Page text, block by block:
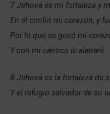
7 Jehová es mi fortaleza y
En él confió mi corazón, y
Por lo que se gozó mi
Y con mi cántico le alabaré.
8 Jehová es la fortaleza de
Y el refugio salvador de su